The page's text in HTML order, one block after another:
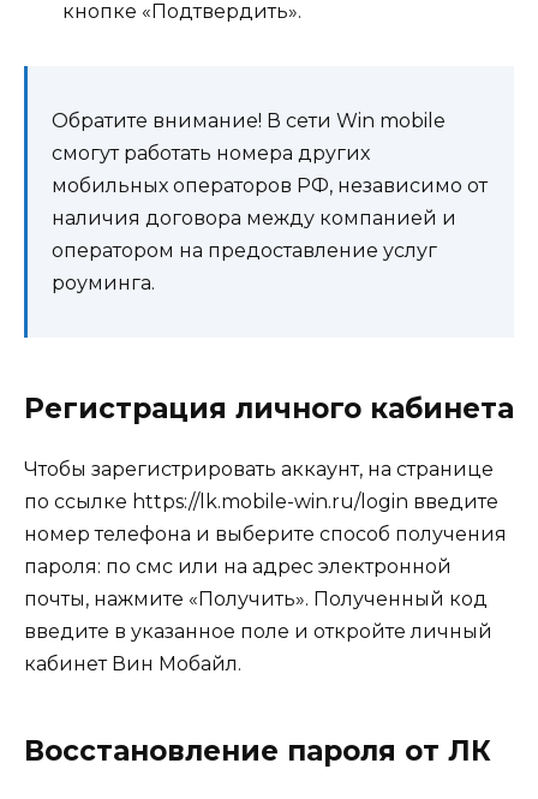
кнопке «Подтвердить».
Обратите внимание! В сети Win mobile
смогут работать номера других
мобильных операторов РФ, независимо от
наличия договора между компанией и
оператором на предоставление услуг
роуминга.
Регистрация личного кабинета
Чтобы зарегистрировать аккаунт, на странице
по ссылке https://lk.mobile-win.ru/login введите
номер телефона и выберите способ получения
пароля: по смс или на адрес электронной
почты, нажмите «Получить». Полученный код
введите в указанное поле и откройте личный
кабинет Вин Мобайл.
Восстановление пароля от ЛК